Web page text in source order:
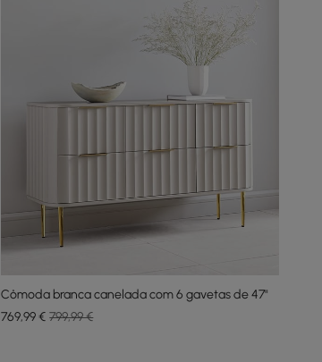
Cômoda branca canelada com 6 gavetas de 47"
769,99€ 799,99 €